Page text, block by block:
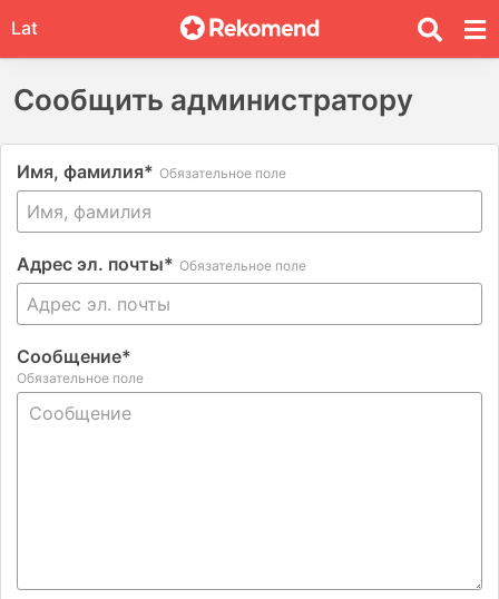
Lat
Сообщить администратору
Query
Имя, фамилия* Обязательное поле
Адрес эл. почты* Обязательное поле
Сообщение*
Обязательное поле